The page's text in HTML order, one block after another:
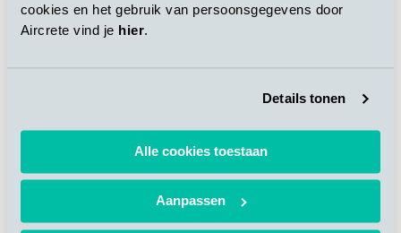
cookies en het gebruik van persoonsgegevens door
Aircrete vind je hier.
Details tonen
Alle cookies toestaan
Aanpassen